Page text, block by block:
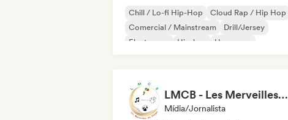
Chill / Lo-fi Hip-Hop
Cloud Rap / Hip Hop
Comercial / Mainstream
Drill/Jersey
Electropop
Hip-hop
Hyperpop
LMCB - Les Merveilles du Congo 🇨🇬
Mídia/Jornalista